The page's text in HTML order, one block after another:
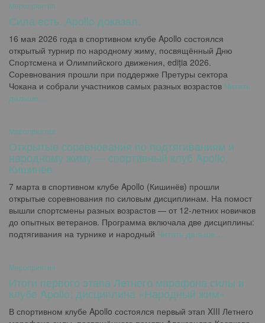
Мероприятия
Сила есть. Apollo доказал.
16 мая 2026 года в спортивном клубе Apollo состоялся
открытый турнир по народному жиму, посвящённый Дню
Спортсмена и Олимпийского движения, ediția 2026.
Соревнования прошли при поддержке Претуры сектора
Чокана и собрали участников самых разных возрастов Читать
дальше…
Мероприятия
Открытые соревнования по подтягиваниям и
народному жиму — спортивный клуб Apollo,
Кишинёв
7 марта в спортивном клубе Apollo (Кишинёв) прошли
открытые соревнования по силовым дисциплинам. На помост
вышли спортсмены разных возрастов — от 12-летних новичков
до опытных ветеранов. Программа включала две дисциплины:
подтягивания на турнике и народный Читать дальше…
Мероприятия
Итоги первого этапа Летнего марафона силы в
клубе Apollo: дисциплина «Народный жим»
В спортивном клубе Apollo состоялся первый этап XIII Летнего